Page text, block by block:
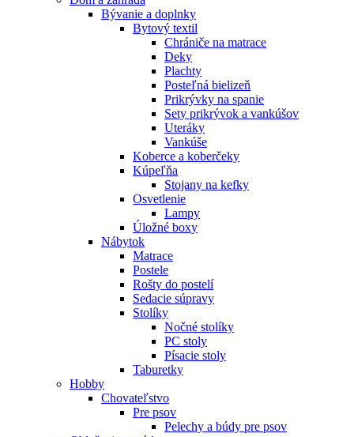
Bývanie a doplnky
Bytový textil
Chrániče na matrace
Deky
Plachty
Posteľná bielizeň
Prikrývky na spanie
Sety prikrývok a vankúšov
Uteráky
Vankúše
Koberce a koberčeky
Kúpeľňa
Stojany na kefky
Osvetlenie
Lampy
Úložné boxy
Nábytok
Matrace
Postele
Rošty do postelí
Sedacie súpravy
Stolíky
Nočné stolíky
PC stoly
Písacie stoly
Taburetky
Hobby
Chovateľstvo
Pre psov
Pelechy a búdy pre psov